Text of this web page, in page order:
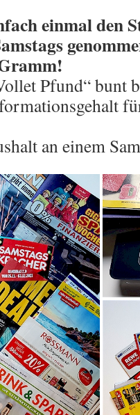
einmal den
Pfund“ bunt
an einem